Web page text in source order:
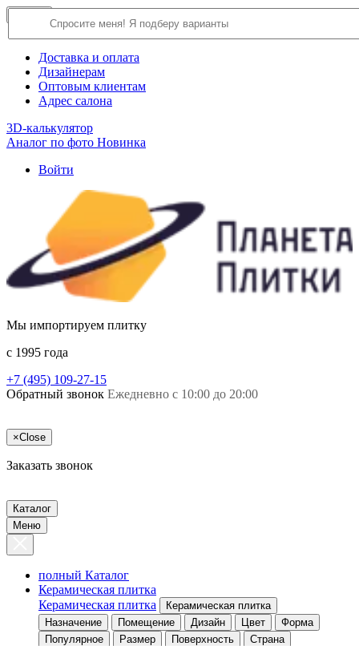
О компании
Доставка и оплата
Дизайнерам
Оптовым клиентам
Адрес салона
3D-калькулятор
Аналог по фото Новинка
Войти
Мы импортируем плитку
c 1995 года
+7 (495) 109-27-15
Обратный звонок Ежедневно с 10:00 до 20:00
×Close
Заказать звонок
Каталог
Меню
полный Каталог
Керамическая плитка
Керамическая плитка
Керамическая плитка
Назначение
Помещение Дизайн Цвет
Форма
Популярное
Размер Поверхность Страна